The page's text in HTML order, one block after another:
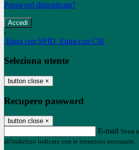
Password dimenticata?
-
Entra con SPID Entra con CIE
Seleziona utente
button close ×
Recupero password
button close ×
E-mail Verrà
all'indirizzo indicato con le istruzioni necessarie.